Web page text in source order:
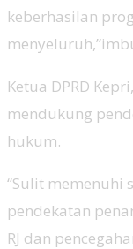
keberhasilan
Ketua DPRD
mendukung
hukum.
“Sulit memenuhi
pendekatan
RJ dan